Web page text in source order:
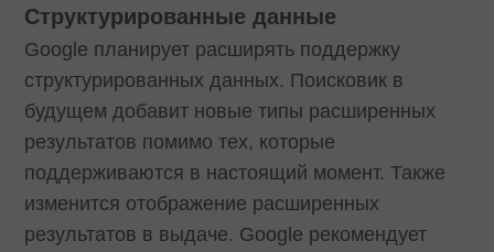
Структурированные данные
Google планирует расширять поддержку
структурированных данных. Поисковик в
будущем добавит новые типы расширенных
результатов помимо тех, которые
поддерживаются в настоящий момент. Также
изменится отображение расширенных
результатов в выдаче. Google рекомендует